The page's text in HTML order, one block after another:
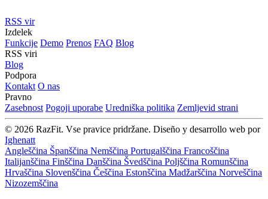
RSS vir
Izdelek
Funkcije Demo Prenos FAQ Blog
RSS viri
Blog
Podpora
Kontakt O nas
Pravno
Zasebnost Pogoji uporabe Uredniška politika Zemljevid strani
© 2026 RazFit. Vse pravice pridržane. Diseño y desarrollo web por
Ighenatt
Angleščina Španščina Nemščina Portugalščina Francoščina
Italijanščina Finščina Danščina Švedščina Poljščina Romunščina
Hrvaščina Slovenščina Češčina Estonščina Madžarščina Norveščina
Nizozemščina